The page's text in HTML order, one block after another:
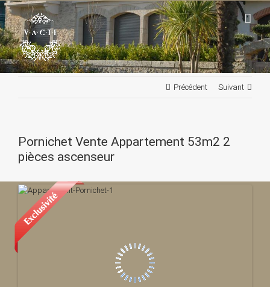
Passer
au
contenu
Précédent Suivant
Pornichet Vente Appartement 53m2 2
pièces ascenseur